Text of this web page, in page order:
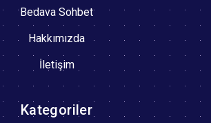
Bedava Sohbet
Hakkımızda
İletişim
Kategoriler